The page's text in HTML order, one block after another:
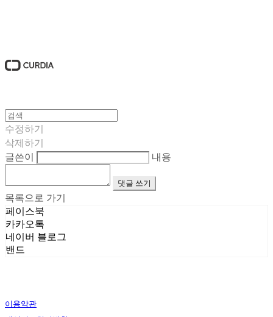
수정하기
삭제하기
글쓴이
내용
댓글 쓰기
목록으로 가기
페이스북
카카오톡
네이버 블로그
밴드
이용약관